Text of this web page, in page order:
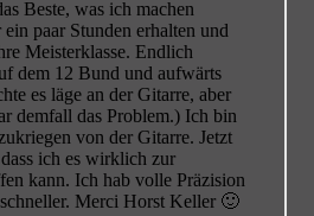
Beste, was ich machen
paar Stunden erhalten und
Meisterklasse. Endlich
dem 12 Bund und aufwärts
es läge an der Gitarre, aber
demfall das Problem.) Ich bin
von der Gitarre. Jetzt
ich es wirklich zur
kann. Ich hab volle Präzision
Merci Horst Keller 🙂